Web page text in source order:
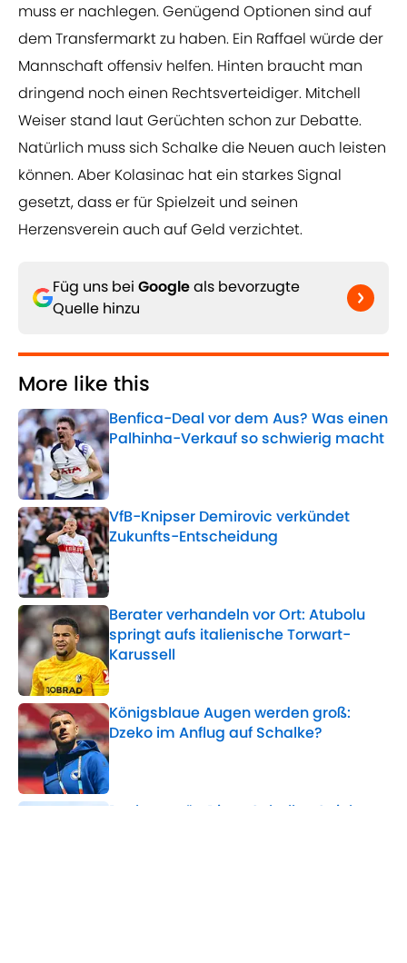
muss er nachlegen. Genügend Optionen sind auf
dem Transfermarkt zu haben. Ein Raffael würde der
Mannschaft offensiv helfen. Hinten braucht man
dringend noch einen Rechtsverteidiger. Mitchell
Weiser stand laut Gerüchten schon zur Debatte.
Natürlich muss sich Schalke die Neuen auch leisten
können. Aber Kolasinac hat ein starkes Signal
gesetzt, dass er für Spielzeit und seinen
Herzensverein auch auf Geld verzichtet.
Füg uns bei Googleals bevorzugte
Quelle hinzu
More like this
Benfica-Deal vor dem Aus? Was einen
Palhinha-Verkauf so schwierig macht
Published by on Invalid Date
VfB-Knipser Demirovic verkündet
Zukunfts-Entscheidung
Published by on Invalid Date
Berater verhandeln vor Ort: Atubolu
springt aufs italienische Torwart-
Karussell
Published by on Invalid Date
Königsblaue Augen werden groß:
Dzeko im Anflug auf Schalke?
Published by on Invalid Date
Dzeko verrät: Diese Schalke-Spieler